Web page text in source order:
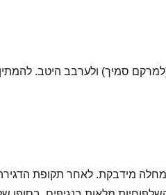
5 דקות ולמרוח מספר פעמים ביום, בהתאם לצורך.
הרוח נעה בין שבוע ל-21 יום. בזמן זה